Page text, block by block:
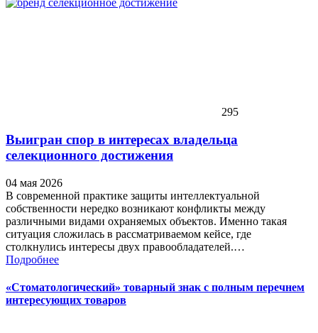
295
Выигран спор в интересах владельца
селекционного достижения
04 мая 2026
В современной практике защиты интеллектуальной
собственности нередко возникают конфликты между
различными видами охраняемых объектов. Именно такая
ситуация сложилась в рассматриваемом кейсе, где
столкнулись интересы двух правообладателей.…
Подробнее
«Стоматологический» товарный знак с полным перечнем
интересующих товаров